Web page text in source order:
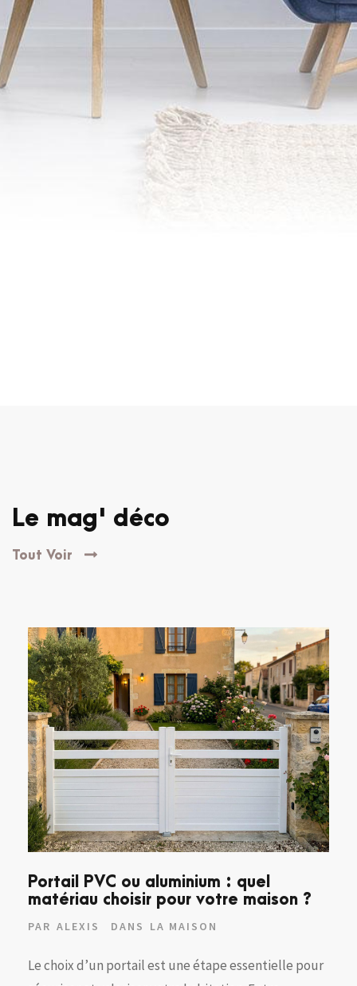
Mystérieux et léger, le bleu canard
s’impose tant par son utilisation discrète
que par son allure générale.
Vive et sophistiquée, cette couleur est
sans aucun doute unique et est connue
pour son équilibre parfait entre les bleus
Le mag' déco
Tout Voir
Portail PVC ou aluminium : quel
matériau choisir pour votre maison ?
PAR ALEXIS DANS LA MAISON
Le choix d’un portail est une étape essentielle pour